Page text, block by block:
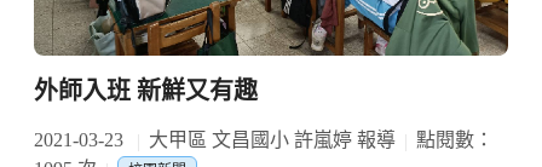
外師入班 新鮮又有趣
2021-03-23 大甲區 文昌國小 許嵐婷 報導
點閱數：